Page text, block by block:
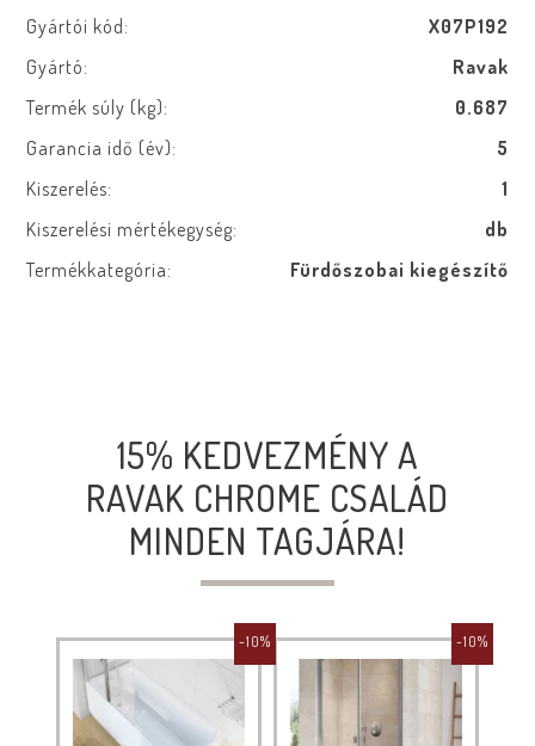
Gyártói kód:
X07P192
Gyártó:
Ravak
Termék súly (kg):
0.687
Garancia idő (év):
5
Kiszerelés:
1
Kiszerelési mértékegység:
db
Termékkategória:
Fürdőszobai kiegészítő
15% KEDVEZMÉNY A
RAVAK CHROME CSALÁD
MINDEN TAGJÁRA!
-10% -10%